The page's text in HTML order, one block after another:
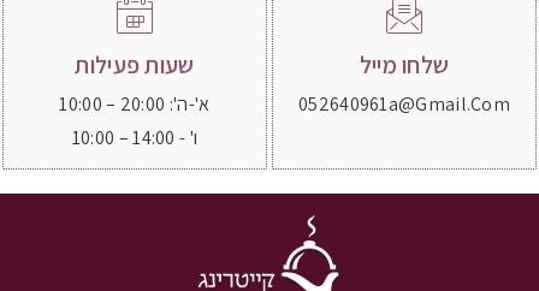
שלחו מייל
052640961a@gmail.com
שעות פעילות
א'-ה': 20:00 – 10:00
ו' - 14:00 – 10:00